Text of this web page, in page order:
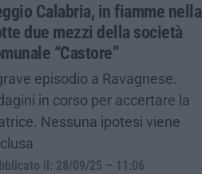
Calabria, in fiamme nella
due mezzi della società
“Castore”
episodio a Ravagnese.
in corso per accertare la
Nessuna ipotesi viene
il: 28/09/25 – 11:06